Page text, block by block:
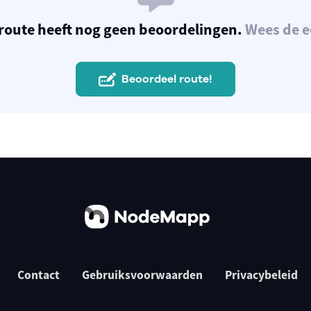
heeft nog geen beoordelingen.Wees de
Beoordeel route!
Contact Gebruiksvoorwaarden Privacybeleid